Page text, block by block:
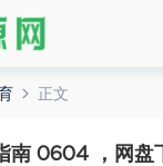
正文
南 0604 ，网盘